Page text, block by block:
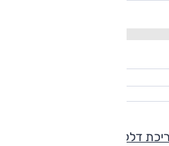
דלק